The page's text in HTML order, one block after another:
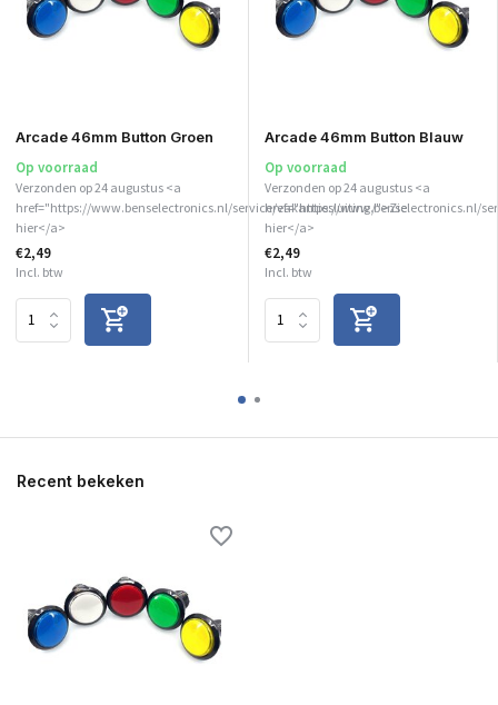
Arcade 46mm Button Groen
Op voorraad
Verzonden op 24 augustus <a
href="https://www.benselectronics.nl/service/vakantiesluiting/">Zie
hier</a>
€2,49
Incl. btw
Arcade 46mm Button Blauw
Op voorraad
Verzonden op 24 augustus <a
href="https://www.benselectronics.nl/
hier</a>
€2,49
Incl. btw
Recent bekeken